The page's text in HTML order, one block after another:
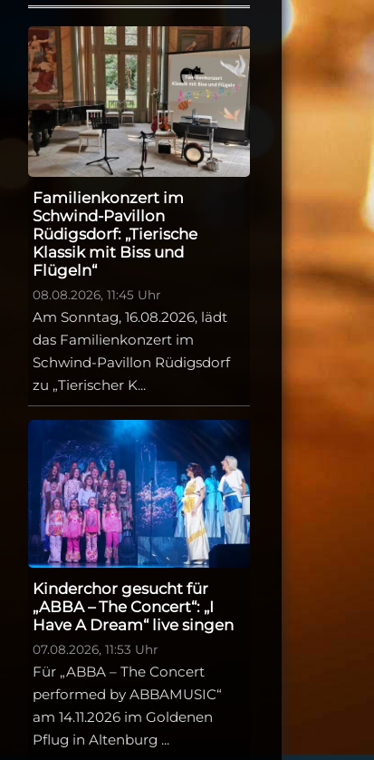
Familienkonzert im
Schwind-Pavillon
Rüdigsdorf: „Tierische
Klassik mit Biss und
Flügeln“
08.08.2026, 11:45 Uhr
Am Sonntag, 16.08.2026, lädt
das Familienkonzert im
Schwind-Pavillon Rüdigsdorf
zu „Tierischer K...
Kinderchor gesucht für
„ABBA – The Concert“: „I
Have A Dream“ live singen
07.08.2026, 11:53 Uhr
Für „ABBA – The Concert
performed by ABBAMUSIC“
am 14.11.2026 im Goldenen
Pflug in Altenburg ...